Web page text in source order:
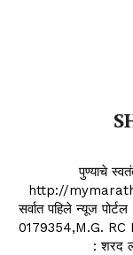
पुण्याचे
http://
सर्वात पहिले न्यूज
0179354,M.G. RC
: शरद